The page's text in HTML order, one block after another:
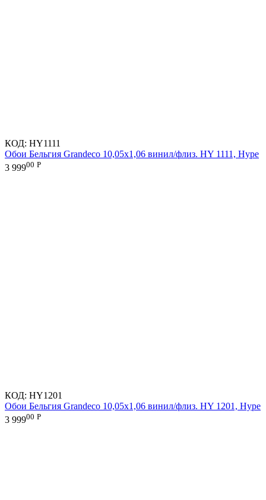
КОД: HY1111
Обои Бельгия Grandeco 10,05х1,06 винил/флиз. HY 1111, Hype
3 99900 Р
КОД: HY1201
Обои Бельгия Grandeco 10,05х1,06 винил/флиз. HY 1201, Hype
3 99900 Р